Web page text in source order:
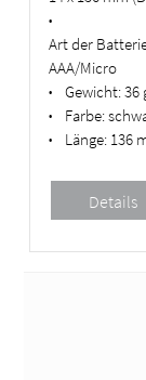
•
Art der
AAA/Micro
• Gewicht:36
• Farbe:
• Länge: 136